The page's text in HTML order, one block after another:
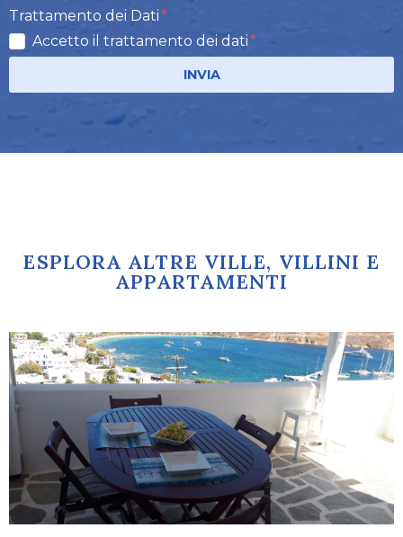
Trattamento dei Dati
Accetto il trattamento dei dati
INVIA
ESPLORA ALTRE VILLE, VILLINI E
APPARTAMENTI